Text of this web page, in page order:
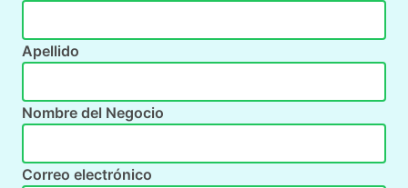
Apellido
Nombre del Negocio
Correo electrónico